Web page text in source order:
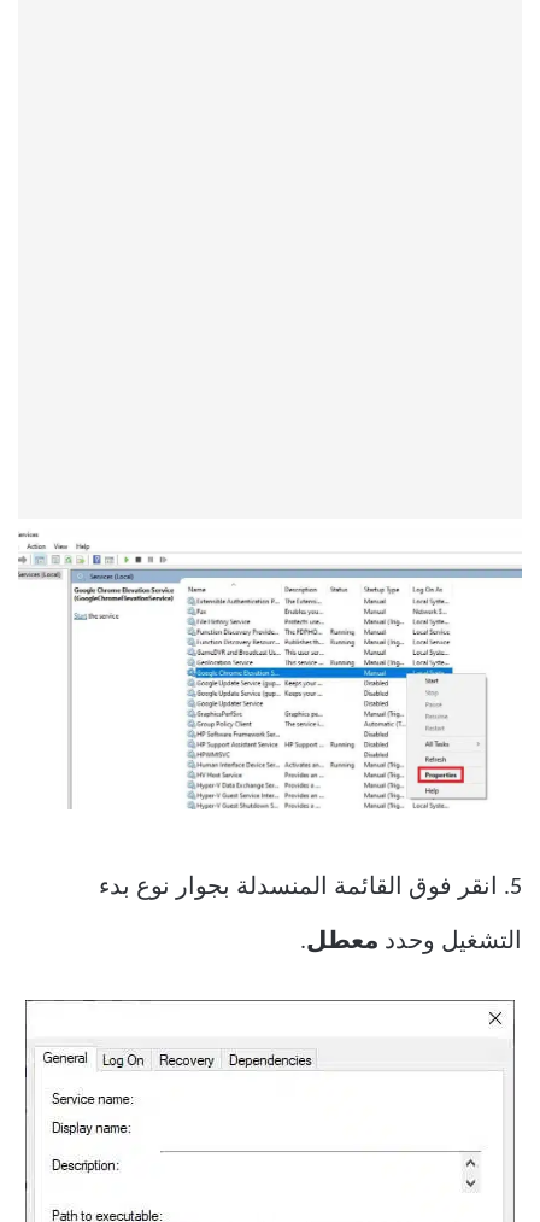
5. انقر فوق القائمة المنسدلة بجوار نوع بدء
التشغيل وحدد معطل.